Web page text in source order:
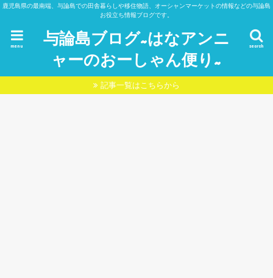
鹿児島県の最南端、与論島での田舎暮らしや移住物語、オーシャンマーケットの情報などの与論島
お役立ち情報ブログです。
与論島ブログ~はなアンニ
ャーのおーしゃん便り~
search
menu
記事一覧はこちらから